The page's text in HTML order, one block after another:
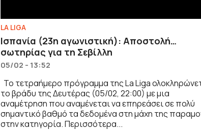
LA LIGA
Ισπανία (23η αγωνιστική): Αποστολή…
σωτηρίας για τη Σεβίλλη
05/02 - 13:52
Το τετραήμερο πρόγραμμα της La Liga
το βράδυ της Δευτέρας (05/02, 22:00) με μια
αναμέτρηση που αναμένεται να επηρεάσει σε πολύ
σημαντικό βαθμό τα δεδομένα στη μάχη της
στην κατηγορία. Περισσότερα...